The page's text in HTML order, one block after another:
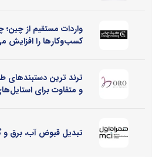
واردات مستقیم از
کسب‌وکارها را افزایش
ترند ترین دستبندهای
و متفاوت برای
تبدیل قبوض آب، برق و